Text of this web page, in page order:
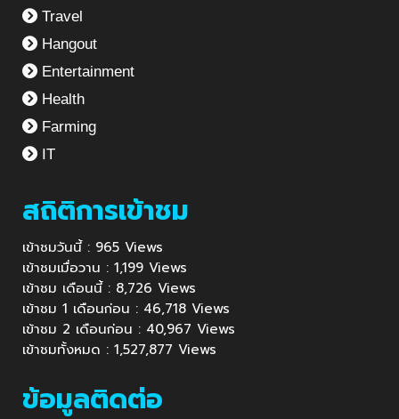
Travel
Hangout
Entertainment
Health
Farming
IT
สถิติการเข้าชม
เข้าชมวันนี้ : 965 Views
เข้าชมเมื่อวาน : 1,199 Views
เข้าชม เดือนนี้ : 8,726 Views
เข้าชม 1 เดือนก่อน : 46,718 Views
เข้าชม 2 เดือนก่อน : 40,967 Views
เข้าชมทั้งหมด : 1,527,877 Views
ข้อมูลติดต่อ